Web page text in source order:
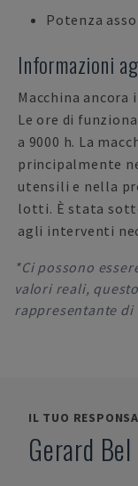
Potenza
Informazioni
Macchina ancora
Le ore di
a 9000 h. La
principalmente
utensili e nella
lotti. È stata
agli interventi
*Ci possono
valori reali,
rappresentante di
IL TUO
Gerard Bel